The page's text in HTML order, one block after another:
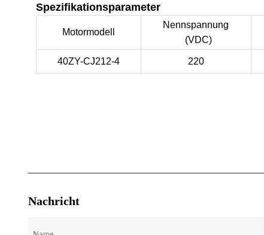
Spezifikationsparameter
Motormodell
Nennspannung
(VDC)
40ZY-CJ212-4 220
Nachricht